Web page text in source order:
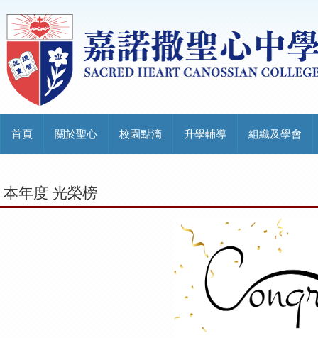
首頁 關於聖心 校園點滴 升學輔導 組織及學會
本年度 光榮榜